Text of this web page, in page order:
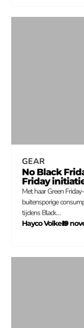
GEAR
No Black
Friday
Met haar Green
buitensporige
tijdens Black…
Hayco Volkers
–
19